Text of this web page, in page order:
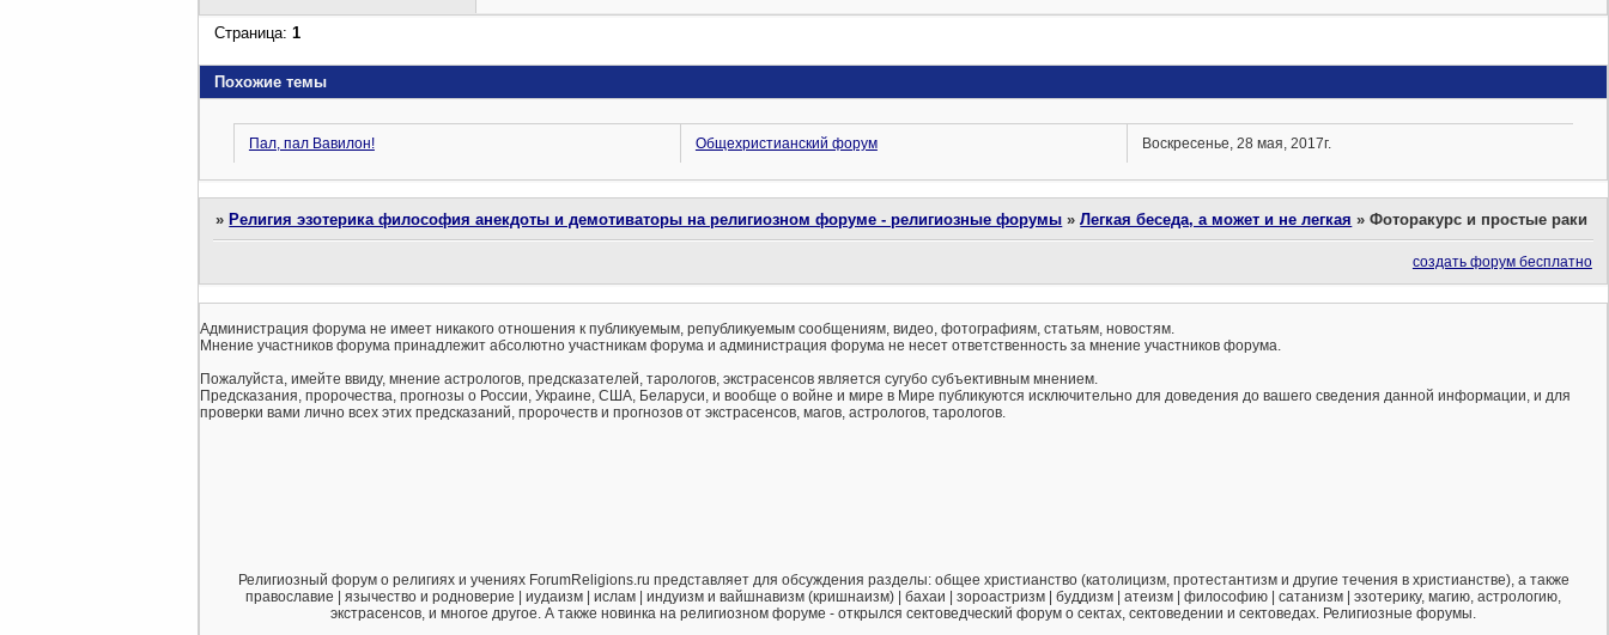
Страница:1
Похожие темы
Пал, пал Вавилон! Общехристианский форум Воскресенье, 28 мая, 2017г.
» Религия эзотерика философия анекдоты и демотиваторы на религиозном форуме - религиозные форумы »Легкая беседа, а может и не легкая »Фоторакурс и простые раки
создать форум бесплатно
Администрация форума не имеет никакого отношения к публикуемым, републикуемым сообщениям, видео, фотографиям, статьям, новостям.
Мнение участников форума принадлежит абсолютно участникам форума и администрация форума не несет ответственность за мнение участников форума.
Пожалуйста, имейте ввиду, мнение астрологов, предсказателей, тарологов, экстрасенсов является сугубо субъективным мнением.
Предсказания, пророчества, прогнозы о России, Украине, США, Беларуси, и вообще о войне и мире в Мире публикуются исключительно для доведения до вашего сведения данной информации, и для
проверки вами лично всех этих предсказаний, пророчеств и прогнозов от экстрасенсов, магов, астрологов, тарологов.
Религиозный форум о религиях и учениях ForumReligions.ru представляет для обсуждения разделы: общее христианство (католицизм, протестантизм и другие течения в христианстве), а также
православие | язычество и родноверие | иудаизм | ислам | индуизм и вайшнавизм (кришнаизм) | бахаи | зороастризм | буддизм | атеизм | философию | сатанизм | эзотерику, магию, астрологию,
экстрасенсов, и многое другое. А также новинка на религиозном форуме - открылся сектоведческий форум о сектах, сектоведении и сектоведах. Религиозные форумы.